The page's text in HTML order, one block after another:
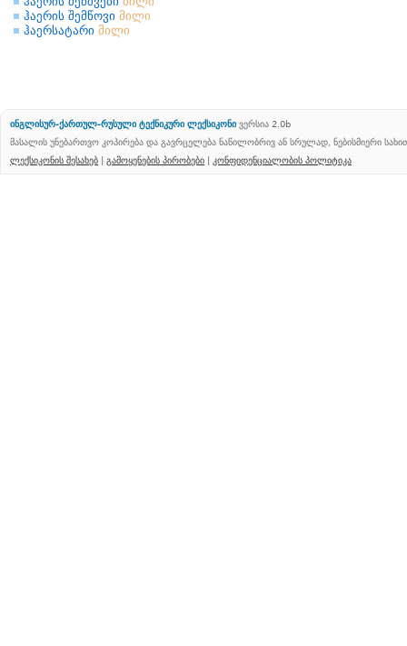
ჰაერის შემწოვი მილი
ჰაერსატარი მილი
ინგლისურ-ქართულ-რუსული ტექნიკური ლექსიკონი ვერსია 2.0b
მასალის უნებართვო კოპირება და გავრცელება ნაწილობრივ ან სრულად, ნებისმიერი
ლექსიკონის შესახებ | გამოყენების პირობები | კონფიდენციალობის პოლიტიკა